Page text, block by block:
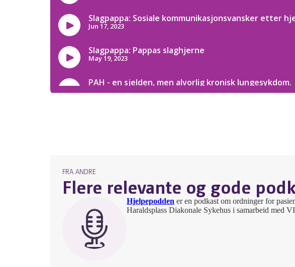
FRA ANDRE
Flere relevante og gode
Hjelpepodden er en podkast om ordninger for
Haraldsplass Diakonale Sykehus i samarbeid med